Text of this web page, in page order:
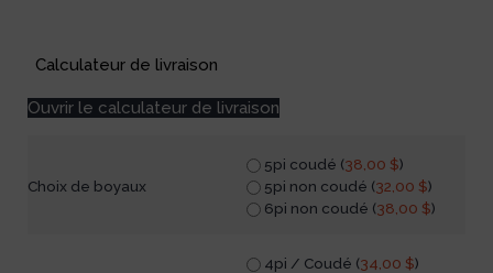
Calculateur de livraison
Ouvrir le calculateur de livraison
Choix de boyaux
5pi coudé (38,00 $)
5pi non coudé (32,00 $)
6pi non coudé (38,00 $)
4pi / Coudé (34,00 $)